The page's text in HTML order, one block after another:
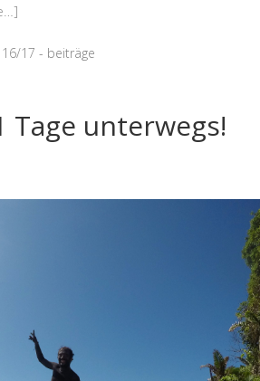
17 - beiträge
unterwegs!